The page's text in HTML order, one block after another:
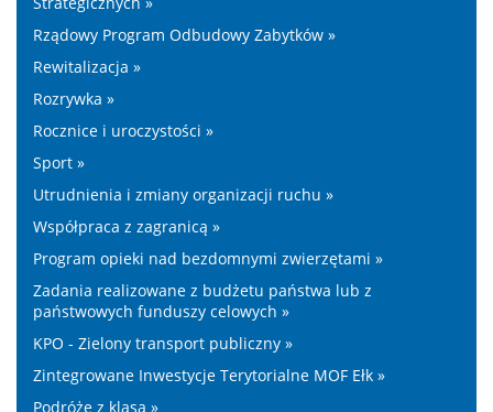
Rządowy Program Odbudowy Zabytków »
Rewitalizacja »
Rozrywka »
Rocznice i uroczystości »
Sport »
Utrudnienia i zmiany organizacji ruchu »
Współpraca z zagranicą »
Program opieki nad bezdomnymi zwierzętami »
Zadania realizowane z budżetu państwa lub z
państwowych funduszy celowych »
KPO - Zielony transport publiczny »
Zintegrowane Inwestycje Terytorialne MOF Ełk »
Podróże z klasą »